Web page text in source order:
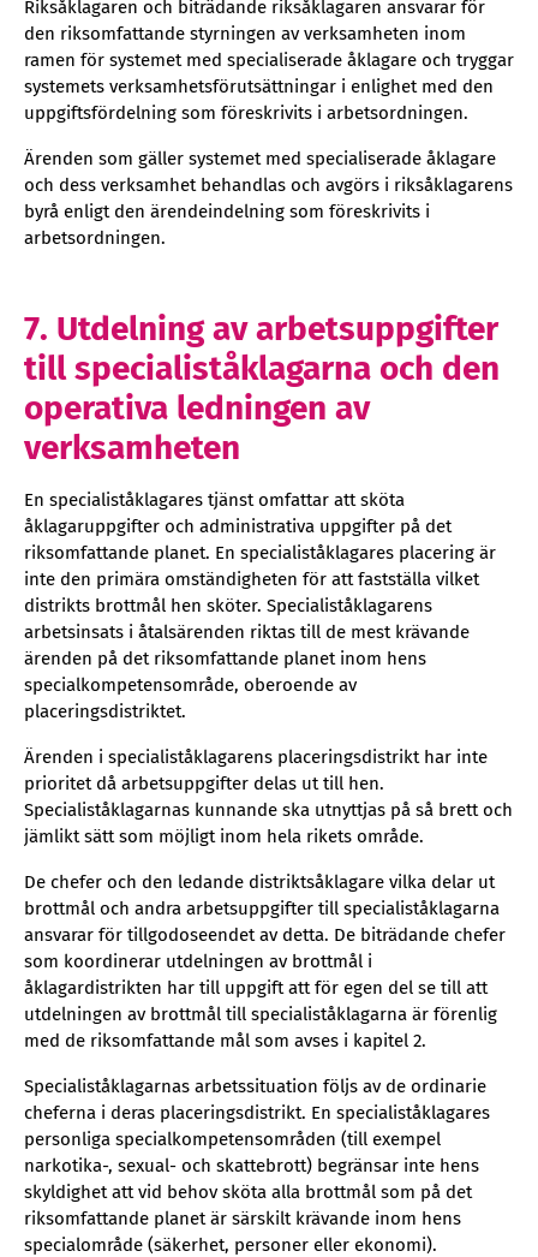
Riksåklagaren och biträdande riksåklagaren ansvarar för
den riksomfattande styrningen av verksamheten inom
ramen för systemet med specialiserade åklagare och tryggar
systemets verksamhetsförutsättningar i enlighet med den
uppgiftsfördelning som föreskrivits i arbetsordningen.
Ärenden som gäller systemet med specialiserade åklagare
och dess verksamhet behandlas och avgörs i riksåklagarens
byrå enligt den ärendeindelning som föreskrivits i
arbetsordningen.
7. Utdelning av arbetsuppgifter
till specialiståklagarna och den
operativa ledningen av
verksamheten
En specialiståklagares tjänst omfattar att sköta
åklagaruppgifter och administrativa uppgifter på det
riksomfattande planet. En specialiståklagares placering är
inte den primära omständigheten för att fastställa vilket
distrikts brottmål hen sköter. Specialiståklagarens
arbetsinsats i åtalsärenden riktas till de mest krävande
ärenden på det riksomfattande planet inom hens
specialkompetensområde, oberoende av
placeringsdistriktet.
Ärenden i specialiståklagarens placeringsdistrikt har inte
prioritet då arbetsuppgifter delas ut till hen.
Specialiståklagarnas kunnande ska utnyttjas på så brett och
jämlikt sätt som möjligt inom hela rikets område.
De chefer och den ledande distriktsåklagare vilka delar ut
brottmål och andra arbetsuppgifter till specialiståklagarna
ansvarar för tillgodoseendet av detta. De biträdande chefer
som koordinerar utdelningen av brottmål i
åklagardistrikten har till uppgift att för egen del se till att
utdelningen av brottmål till specialiståklagarna är förenlig
med de riksomfattande mål som avses i kapitel 2.
Specialiståklagarnas arbetssituation följs av de ordinarie
cheferna i deras placeringsdistrikt. En specialiståklagares
personliga specialkompetensområden (till exempel
narkotika-, sexual- och skattebrott) begränsar inte hens
skyldighet att vid behov sköta alla brottmål som på det
riksomfattande planet är särskilt krävande inom hens
specialområde (säkerhet, personer eller ekonomi).